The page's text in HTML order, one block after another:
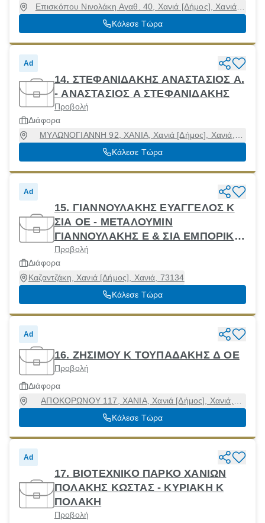
Επισκόπου Νινολάκη Αγαθ. 40, Χανιά [Δήμος], Χανιά,
73135
Κάλεσε Τώρα
Ad
14. ΣΤΕΦΑΝΙΔΑΚΗΣ ΑΝΑΣΤΑΣΙΟΣ Α.
- ΑΝΑΣΤΑΣΙΟΣ Α ΣΤΕΦΑΝΙΔΑΚΗΣ
Προβολή
Διάφορα
ΜΥΛΩΝΟΓΙΑΝΝΗ 92, ΧΑΝΙΑ, Χανιά [Δήμος], Χανιά,
73135
Κάλεσε Τώρα
Ad
15. ΓΙΑΝΝΟΥΛΑΚΗΣ ΕΥΑΓΓΕΛΟΣ Κ
ΣΙΑ ΟΕ - ΜΕΤΑΛΟΥΜΙΝ
ΓΙΑΝΝΟΥΛΑΚΗΣ Ε & ΣΙΑ ΕΜΠΟΡΙΚΗ
& ΒΙΟΤΕΧΝΙΚΗ ΟΕ
Προβολή
Διάφορα
Καζαντζάκη, Χανιά [Δήμος], Χανιά, 73134
Κάλεσε Τώρα
Ad
16. ΖΗΣΙΜΟΥ Κ ΤΟΥΠΑΔΑΚΗΣ Δ ΟΕ
Προβολή
Διάφορα
ΑΠΟΚΟΡΩΝΟΥ 117, ΧΑΝΙΑ, Χανιά [Δήμος], Χανιά,
73134
Κάλεσε Τώρα
Ad
17. ΒΙΟΤΕΧΝΙΚΟ ΠΑΡΚΟ ΧΑΝΙΩΝ
ΠΟΛΑΚΗΣ ΚΩΣΤΑΣ - ΚΥΡΙΑΚΗ Κ
ΠΟΛΑΚΗ
Προβολή